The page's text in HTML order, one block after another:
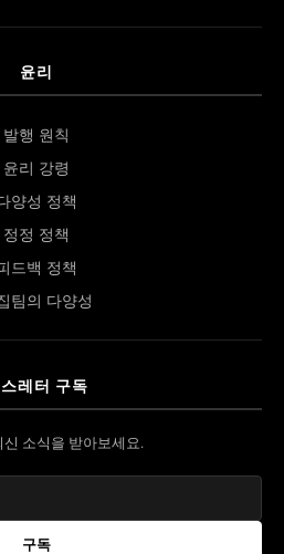
윤리
발행 원칙
윤리 강령
양성 정책
정정 정책
드백 정책
팀의 다양성
레터 구독
신 소식을 받아보세요.
구독